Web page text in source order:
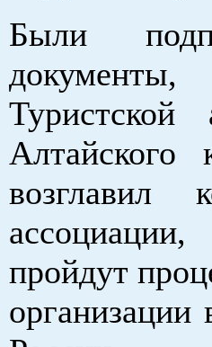
Были
Туристской
Алтайского
возглавил
пройдут